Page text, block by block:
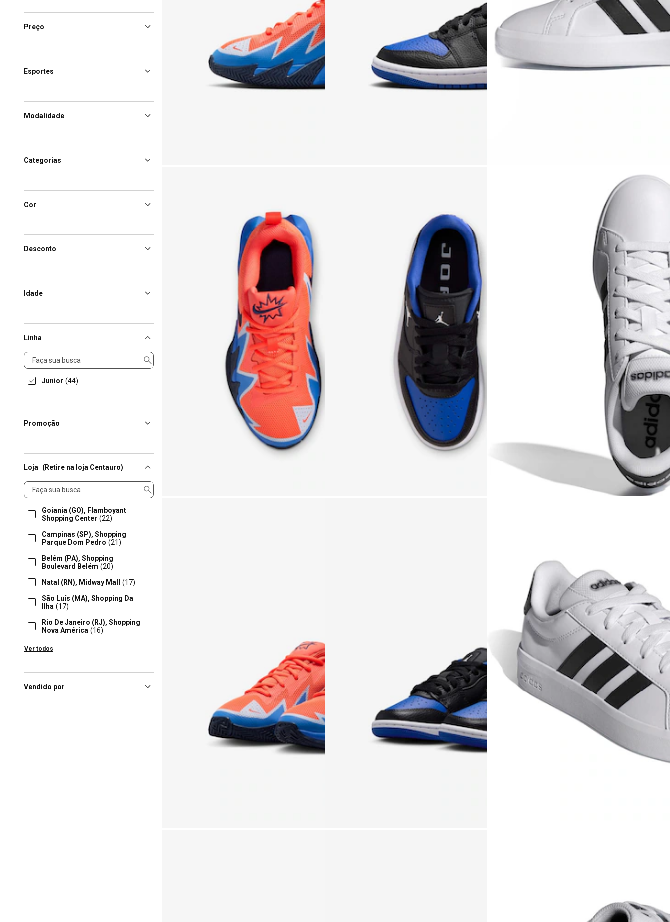
Preço
Esportes
Modalidade
Categorias
Cor
Desconto
Idade
Linha
Linha
Junior (44)
Promoção
Loja (Retire na loja Centauro)
Loja
Goiania (GO), Flamboyant
Shopping Center (22)
Campinas (SP), Shopping
Parque Dom Pedro (21)
Belém (PA), Shopping
Boulevard Belém (20)
Natal (RN), Midway Mall
(17)
São Luís (MA), Shopping Da
Ilha (17)
Rio De Janeiro (RJ), Shopping
Nova América (16)
Curitiba (PR), Shopping
Mueller
Ver todos
Vendido por